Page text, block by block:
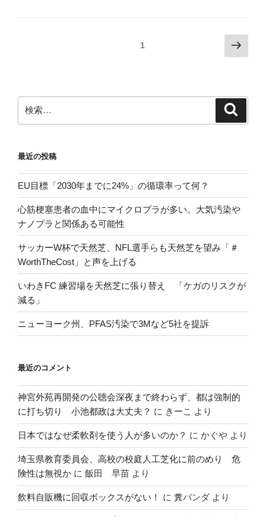
ー
ジ
り
1
次
の
ジ
索:
最近の投稿
EU目標「2030年までに24%」の循環率って何？
心筋梗塞患者の血中にマイクロプラが多い。大気汚染や
ナノプラと関係ある可能性
サッカーW杯で天然芝、NFL選手らも天然芝を望み「＃
WorthTheCost」と声を上げる
いわきFC 練習場を天然芝に張り替え 「ケガのリスクが
減る」
ニューヨーク州、PFAS汚染で3Mなど5社を提訴
最近のコメント
神宮外苑再開発の公聴会深夜まで終わらず、都は強制的
に打ち切り 小池都政は大丈夫？ に きーこ より
日本ではなぜ柔軟剤を使う人が多いのか？ に かぐや より
埼玉県教育委員会、高校の校庭人工芝化に前のめり 危
険性は無視か に 飯田 早苗 より
飲料自販機に回収ボックスがない！ に 糞パンダ より